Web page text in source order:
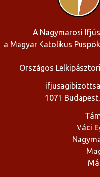
A Nagymarosi
a Magyar Katolikus
Országos
1071
Váci